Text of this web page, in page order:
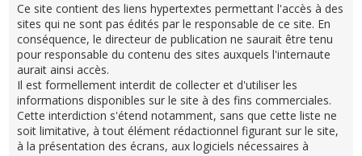
Ce site contient des liens hypertextes permettant l'accès à des
sites qui ne sont pas édités par le responsable de ce site. En
conséquence, le directeur de publication ne saurait être tenu
pour responsable du contenu des sites auxquels l'internaute
aurait ainsi accès.
Il est formellement interdit de collecter et d'utiliser les
informations disponibles sur le site à des fins commerciales.
Cette interdiction s'étend notamment, sans que cette liste ne
soit limitative, à tout élément rédactionnel figurant sur le site,
à la présentation des écrans, aux logiciels nécessaires à